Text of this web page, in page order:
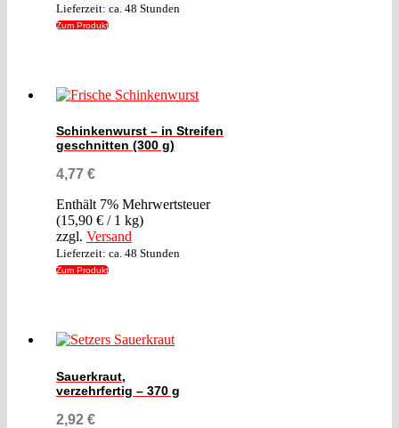
Lieferzeit: ca. 48 Stunden
Zum Produkt
Schinkenwurst – in Streifen
geschnitten (300 g)
4,77 €
Enthält 7% Mehrwertsteuer
(15,90 € / 1 kg)
zzgl. Versand
Lieferzeit: ca. 48 Stunden
Zum Produkt
Sauerkraut,
verzehrfertig – 370 g
2,92 €